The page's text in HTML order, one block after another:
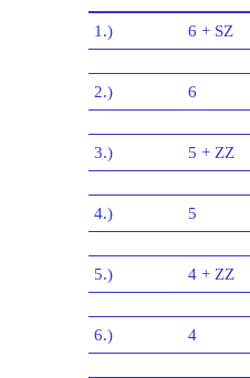
1.) 6 + SZ
2.) 6
3.) 5 + ZZ
4.) 5
5.) 4 + ZZ
6.) 4